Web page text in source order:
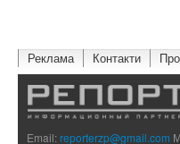
Реклама Контакти
Email:reporterzp@gmail.com